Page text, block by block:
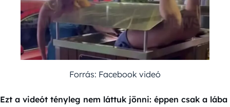
Forrás: Facebook videó
Ezt a videót tényleg nem láttuk jönni: éppen csak a lába